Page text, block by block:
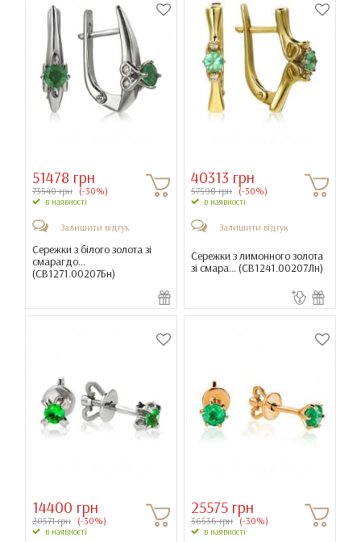
51478 грн
73540 грн (-30%)
в наявності
Залишити відгук
Сережки з білого золота зі
смарагдо...
(СВ1271.00207Бн)
40313 грн
57590 грн (-30%)
в наявності
Залишити відгук
Сережки з лимонного золота
зі смара... (СВ1241.00207Лн)
14400 грн
20571 грн (-30%)
в наявності
25575 грн
36536 грн (-30%)
в наявності